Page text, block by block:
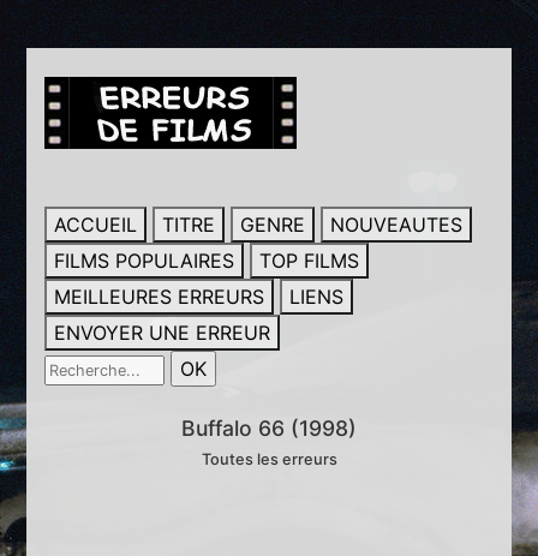
ACCUEIL TITRE GENRE
NOUVEAUTES
FILMS POPULAIRES
TOP FILMS
MEILLEURES ERREURS
LIENS
ENVOYER UNE ERREUR
Buffalo 66 (1998)
Toutes les erreurs